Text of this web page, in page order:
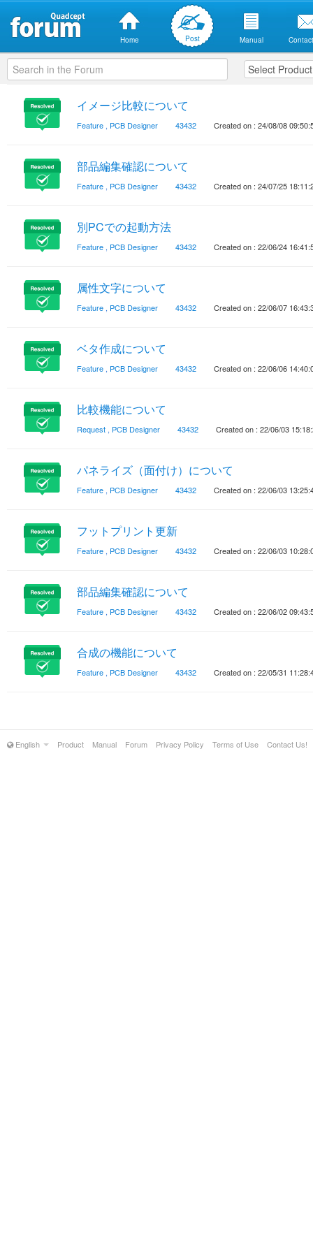
Home Post Manual
イメージ比較について
Feature , PCB Designer 43432 Created on : 24/08/08
部品編集確認について
Feature , PCB Designer 43432 Created on : 24/07/25
別PCでの起動方法
Feature , PCB Designer 43432 Created on : 22/06/24
属性文字について
Feature , PCB Designer 43432 Created on : 22/06/07
ベタ作成について
Feature , PCB Designer 43432 Created on : 22/06/06
比較機能について
Request , PCB Designer 43432 Created on : 22/06/03
パネライズ（面付け）について
Feature , PCB Designer 43432 Created on : 22/06/03
フットプリント更新
Feature , PCB Designer 43432 Created on : 22/06/03
部品編集確認について
Feature , PCB Designer 43432 Created on : 22/06/02
合成の機能について
Feature , PCB Designer 43432 Created on : 22/05/31
English Product Manual Forum Privacy Policy Terms of Use Contact Us!